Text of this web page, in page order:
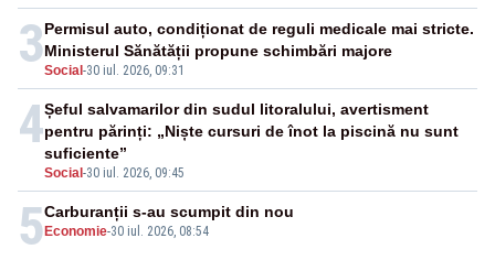
3Social -30 iul. 2026, 09:31
Permisul auto, condiționat de reguli medicale mai stricte.
Ministerul Sănătății propune schimbări majore
4
Social -30 iul. 2026, 09:45
Șeful salvamarilor din sudul litoralului, avertisment
pentru părinți: „Niște cursuri de înot la piscină nu sunt
suficiente”
5 Economie-30 iul. 2026, 08:54
Carburanții s-au scumpit din nou